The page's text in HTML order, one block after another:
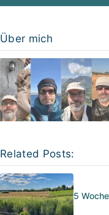
Über mich
Related Posts:
5